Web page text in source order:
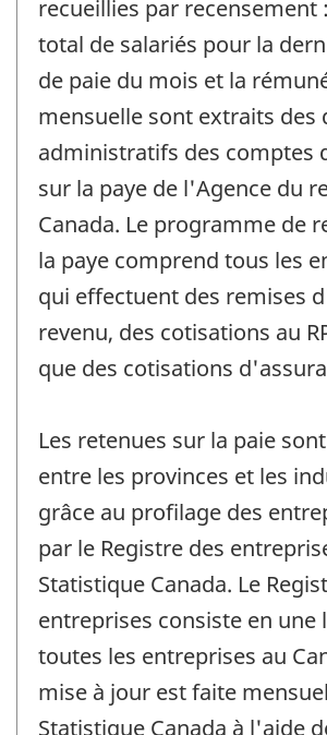
recueillies par recensement
total de salariés pour la
de paie du mois et la
mensuelle sont extraits des
administratifs des comptes
sur la paye de l'Agence du
Canada. Le programme de
la paye comprend tous les
qui effectuent des remises
revenu, des cotisations au
que des cotisations
Les retenues sur la paie
entre les provinces et les
grâce au profilage des
par le Registre des
Statistique Canada. Le
entreprises consiste en une
toutes les entreprises au
mise à jour est faite
Statistique Canada à l'aide